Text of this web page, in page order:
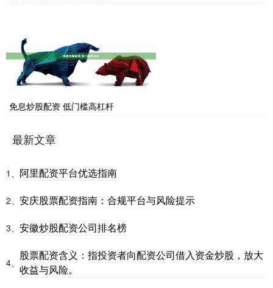
免息炒股配资 低门槛高杠杆
最新文章
1、 阿里配资平台优选指南
2、 安庆股票配资指南：合规平台与风险提示
3、 安徽炒股配资公司排名榜
4、
股票配资含义：指投资者向配资公司借入资金炒股，放大
收益与风险。